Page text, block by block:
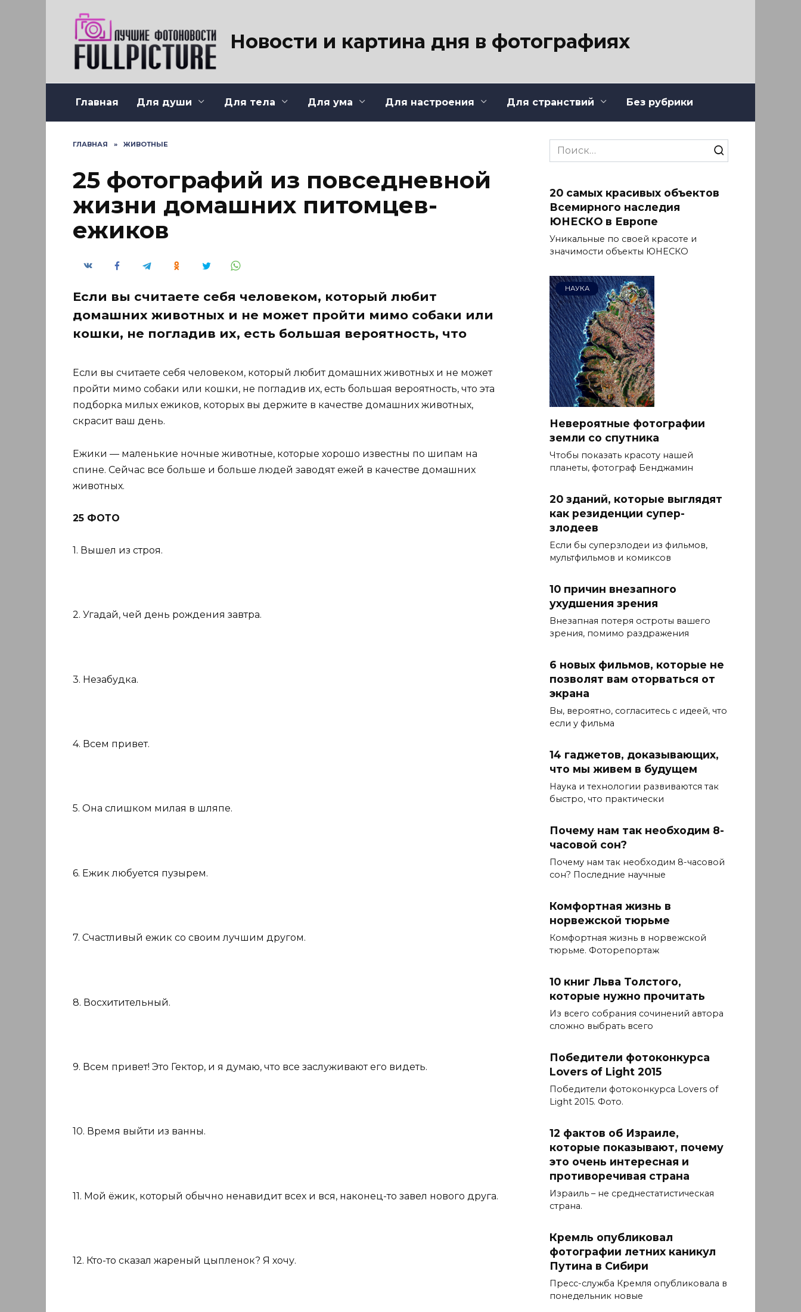
Новости и картина дня в фотографиях
Главная Для души Для тела Для ума Для настроения Для странствий Без рубрики
ГЛАВНАЯ » ЖИВОТНЫЕ
25 фотографий из повседневной
жизни домашних питомцев-
ежиков
Если вы считаете себя человеком, который любит
домашних животных и не может пройти мимо собаки или
кошки, не погладив их, есть большая вероятность, что
Если вы считаете себя человеком, который любит домашних животных и не может
пройти мимо собаки или кошки, не погладив их, есть большая вероятность, что эта
подборка милых ежиков, которых вы держите в качестве домашних животных,
скрасит ваш день.
Ежики — маленькие ночные животные, которые хорошо известны по шипам на
спине. Сейчас все больше и больше людей заводят ежей в качестве домашних
животных.
25 ФОТО
1. Вышел из строя.
2. Угадай, чей день рождения завтра.
3. Незабудка.
4. Всем привет.
5. Она слишком милая в шляпе.
6. Ежик любуется пузырем.
7. Счастливый ежик со своим лучшим другом.
8. Восхитительный.
9. Всем привет! Это Гектор, и я думаю, что все заслуживают его видеть.
10. Время выйти из ванны.
11. Мой ёжик, который обычно ненавидит всех и вся, наконец-то завел нового друга.
12. Кто-то сказал жареный цыпленок? Я хочу.
Search
for:
20 самых красивых объектов
Всемирного наследия
ЮНЕСКО в Европе
Уникальные по своей красоте и
значимости объекты ЮНЕСКО
НАУКА
Невероятные фотографии
земли со спутника
Чтобы показать красоту нашей
планеты, фотограф Бенджамин
20 зданий, которые выглядят
как резиденции супер-
злодеев
Если бы суперзлодеи из фильмов,
мультфильмов и комиксов
10 причин внезапного
ухудшения зрения
Внезапная потеря остроты вашего
зрения, помимо раздражения
6 новых фильмов, которые не
позволят вам оторваться от
экрана
Вы, вероятно, согласитесь с идеей, что
если у фильма
14 гаджетов, доказывающих,
что мы живем в будущем
Наука и технологии развиваются так
быстро, что практически
Почему нам так необходим 8-
часовой сон?
Почему нам так необходим 8-часовой
сон? Последние научные
Комфортная жизнь в
норвежской тюрьме
Комфортная жизнь в норвежской
тюрьме. Фоторепортаж
10 книг Льва Толстого,
которые нужно прочитать
Из всего собрания сочинений автора
сложно выбрать всего
Победители фотоконкурса
Lovers of Light 2015
Победители фотоконкурса Lovers of
Light 2015. Фото.
12 фактов об Израиле,
которые показывают, почему
это очень интересная и
противоречивая страна
Израиль – не среднестатистическая
страна.
Кремль опубликовал
фотографии летних каникул
Путина в Сибири
Пресс-служба Кремля опубликовала в
понедельник новые